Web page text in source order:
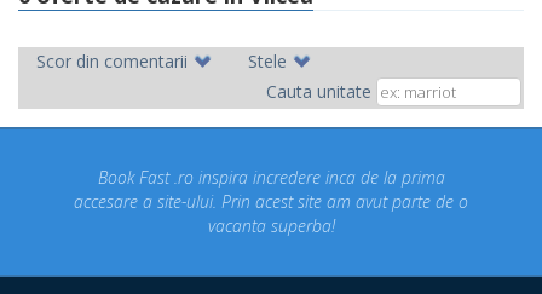
Scor din comentarii
Stele
Cauta unitate
inca de la prima
site am avut parte de o
Concediul nostru rezervat
un concediu de vis. Am
despre care nu stiam ca